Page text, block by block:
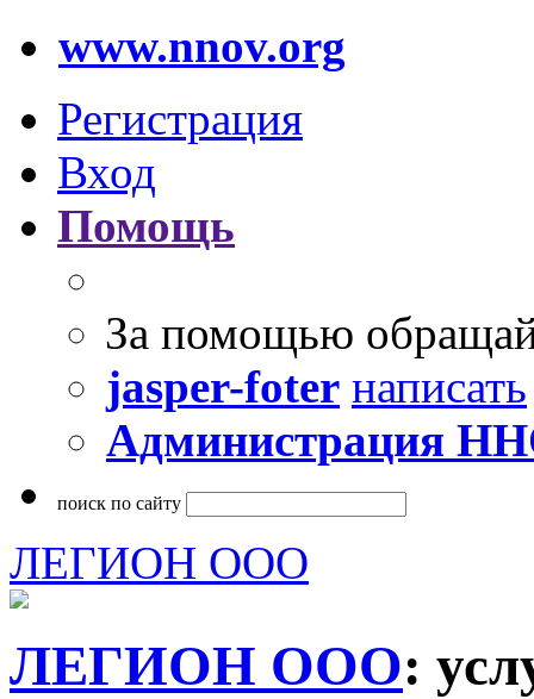
www.nnov.org
Регистрация
Вход
Помощь
За помощью
jasper-foter написать
Администрация
поиск по сайту
ЛЕГИОН ООО
ЛЕГИОН ООО: